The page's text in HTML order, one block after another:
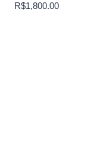
R$1,800.00